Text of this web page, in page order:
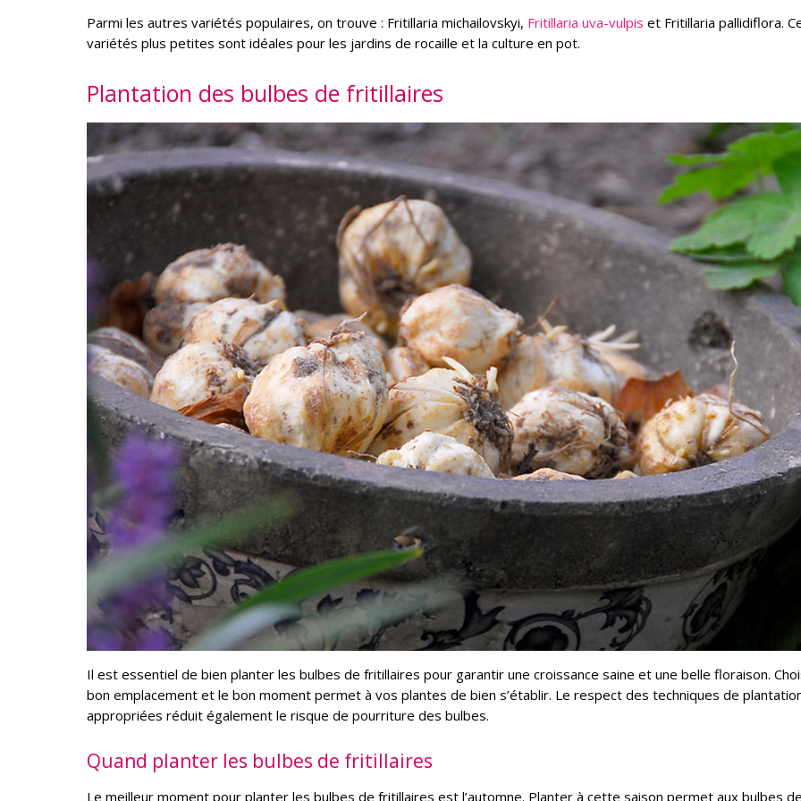
Parmi les autres variétés populaires, on trouve : Fritillaria michailovskyi, Fritillaria uva-vulpis et Fritillaria pallidiflora.
variétés plus petites sont idéales pour les jardins de rocaille et la culture en pot.
Plantation des bulbes de fritillaires
Il est essentiel de bien planter les bulbes de fritillaires pour garantir une croissance saine et une belle floraison.
bon emplacement et le bon moment permet à vos plantes de bien s’établir. Le respect des techniques de
appropriées réduit également le risque de pourriture des bulbes.
Quand planter les bulbes de fritillaires
Le meilleur moment pour planter les bulbes de fritillaires est l’automne. Planter à cette saison permet aux bulbes